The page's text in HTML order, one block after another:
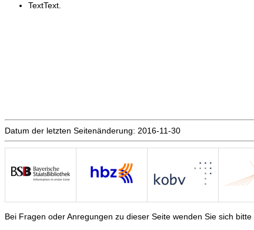
TextText.
Datum der letzten Seitenänderung: 2016-11-30
Bei Fragen oder Anregungen zu dieser Seite wenden Sie sich bitte